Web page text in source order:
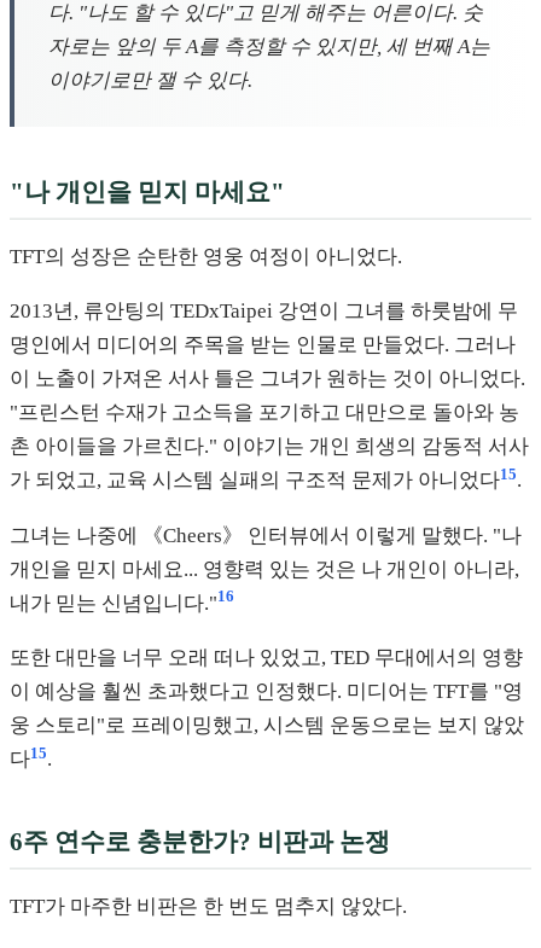
다. "나도 할 수 있다"고 믿게 해주는 어른이다. 숫
자로는 앞의 두 A를 측정할 수 있지만, 세 번째 A는
이야기로만 잴 수 있다.
"나 개인을 믿지 마세요"
TFT의 성장은 순탄한 영웅 여정이 아니었다.
2013년, 류안팅의 TEDxTaipei 강연이 그녀를 하룻밤에 무
명인에서 미디어의 주목을 받는 인물로 만들었다. 그러나
이 노출이 가져온 서사 틀은 그녀가 원하는 것이 아니었다.
"프린스턴 수재가 고소득을 포기하고 대만으로 돌아와 농
촌 아이들을 가르친다." 이야기는 개인 희생의 감동적 서사
가 되었고, 교육 시스템 실패의 구조적 문제가 아니었다15.
그녀는 나중에 《Cheers》 인터뷰에서 이렇게 말했다. "나
개인을 믿지 마세요... 영향력 있는 것은 나 개인이 아니라,
내가 믿는 신념입니다."16
또한 대만을 너무 오래 떠나 있었고, TED 무대에서의 영향
이 예상을 훨씬 초과했다고 인정했다. 미디어는 TFT를 "영
웅 스토리"로 프레이밍했고, 시스템 운동으로는 보지 않았
다15.
6주 연수로 충분한가? 비판과 논쟁
TFT가 마주한 비판은 한 번도 멈추지 않았다.